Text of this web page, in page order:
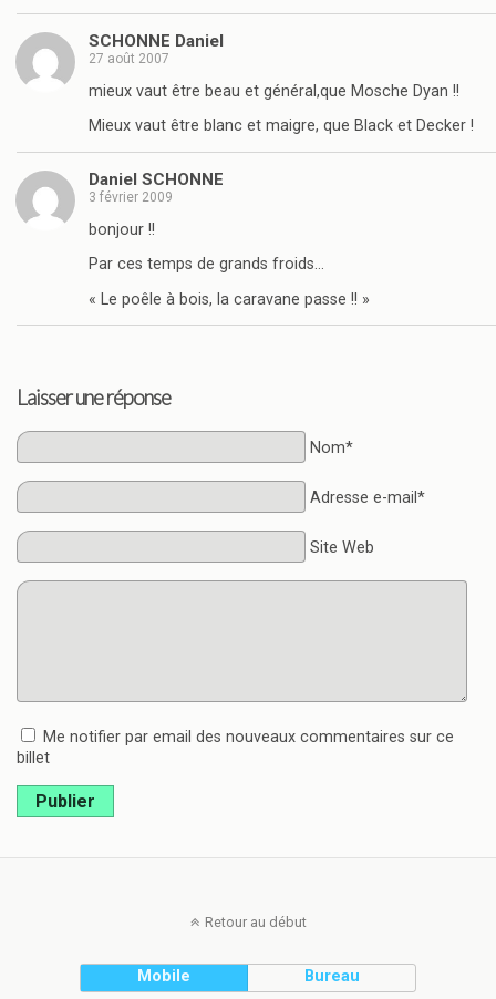
SCHONNE Daniel
27 août 2007
mieux vaut être beau et général,que Mosche Dyan !!
Mieux vaut être blanc et maigre, que Black et Decker !
Daniel SCHONNE
3 février 2009
bonjour !!
Par ces temps de grands froids…
« Le poêle à bois, la caravane passe !! »
Laisser une réponse
Nom*
Adresse e-mail*
Site Web
Me notifier par email des nouveaux commentaires sur ce
billet
Publier
Retour au début
Mobile Bureau